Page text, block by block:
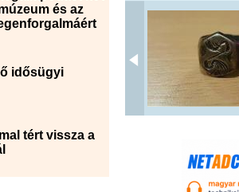
és az
idősügyi
tért vissza a